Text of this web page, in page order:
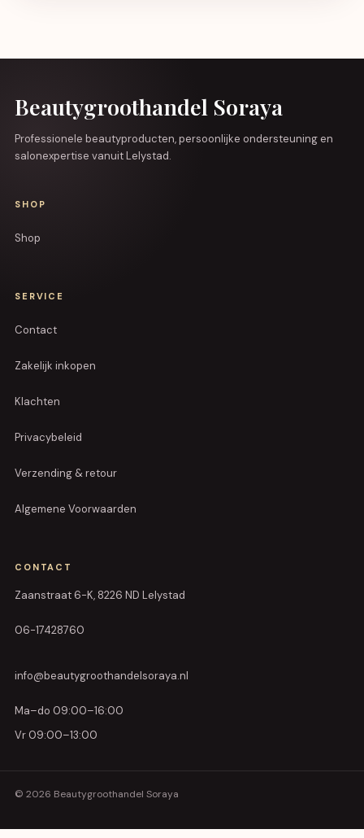
Beautygroothandel Soraya
Professionele beautyproducten, persoonlijke ondersteuning en
salonexpertise vanuit Lelystad.
SHOP
Shop
SERVICE
Contact
Zakelijk inkopen
Klachten
Privacybeleid
Verzending & retour
Algemene Voorwaarden
CONTACT
Zaanstraat 6-K, 8226 ND Lelystad
06-17428760
info@beautygroothandelsoraya.nl
Ma–do 09:00–16:00
Vr 09:00–13:00
© 2026 Beautygroothandel Soraya